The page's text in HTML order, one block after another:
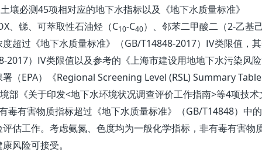
壤必测45项相对应的地下水指标以及
《地下水质量标准》
锑、可萃取性石油烃（C10-C40）、 邻苯二甲酸二（2-乙基
度超过 《地下水质量标准》（GB/T14848-2017） Ⅳ类限值，
2017） Ⅳ类限值以及参考的《上海市建设用地地下水污染风
署（EPA）《Regional Screening Level (RSL) Summary Table
部《关于印发<地下水环境状况调查评价工作指南>等4项技术
毒有害物质指标超过《地下水质量标准》（GB/T14848）中的
估工作。考虑氨氮、色度均为一般化学指标，非有毒有害物
风险可接受。